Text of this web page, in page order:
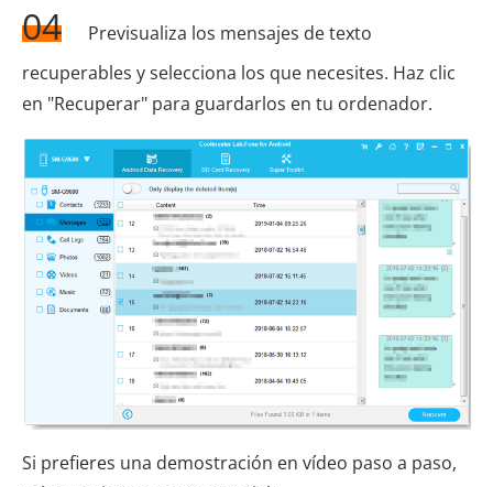
04
Previsualiza los mensajes de texto
recuperables y selecciona los que necesites. Haz clic
en "Recuperar" para guardarlos en tu ordenador.
Si prefieres una demostración en vídeo paso a paso,